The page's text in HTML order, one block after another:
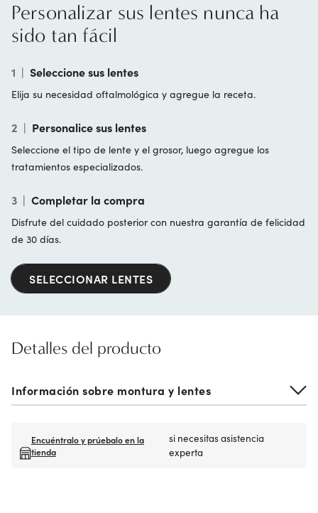
Personalizar sus lentes nunca ha
sido tan fácil
1 | Seleccione sus lentes
Elija su necesidad oftalmológica y agregue la receta.
2 | Personalice sus lentes
Seleccione el tipo de lente y el grosor, luego agregue los
tratamientos especializados.
3 | Completar la compra
Disfrute del cuidado posterior con nuestra garantía de felicidad
de 30 días.
SELECCIONAR LENTES
Detalles del producto
Información sobre montura y lentes
Encuéntralo y prúebalo en la
tienda
si necesitas asistencia
experta